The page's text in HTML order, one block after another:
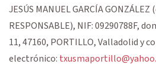
JESÚS MANUEL GARCÍA GONZÁLEZ
RESPONSABLE), NIF:09290788F,
11,47160, PORTILLO,Valladolidy
electrónico: